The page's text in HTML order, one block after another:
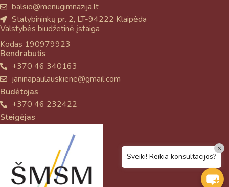
balsio@menugimnazija.lt
Statybininkų pr. 2, LT-94222 Klaipėda
Valstybės biudžetinė įstaiga
Kodas 190979923
Bendrabutis
+370 46 340163
janinapaulauskiene@gmail.com
Budėtojas
+370 46 232422
Steigėjas
Sveiki! Reikia konsultacijos?
×